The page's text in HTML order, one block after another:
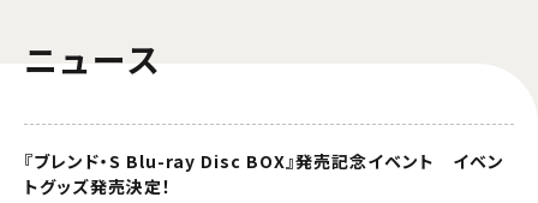
ニュース
『ブレンド・S Blu-ray Disc BOX』発売記念イベント イベン
トグッズ発売決定！